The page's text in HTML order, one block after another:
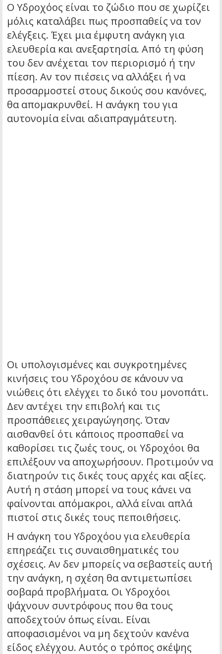
Ο Υδροχόος είναι το ζώδιο που σε χωρίζει
μόλις καταλάβει πως προσπαθείς να τον
ελέγξεις. Έχει μια έμφυτη ανάγκη για
ελευθερία και ανεξαρτησία. Από τη φύση
του δεν ανέχεται τον περιορισμό ή την
πίεση. Αν τον πιέσεις να αλλάξει ή να
προσαρμοστεί στους δικούς σου κανόνες,
θα απομακρυνθεί. Η ανάγκη του για
αυτονομία είναι αδιαπραγμάτευτη.
Οι υπολογισμένες και συγκροτημένες
κινήσεις του Υδροχόου σε κάνουν να
νιώθεις ότι ελέγχει το δικό του μονοπάτι.
Δεν αντέχει την επιβολή και τις
προσπάθειες χειραγώγησης. Όταν
αισθανθεί ότι κάποιος προσπαθεί να
καθορίσει τις ζωές τους, οι Υδροχόοι θα
επιλέξουν να αποχωρήσουν. Προτιμούν να
διατηρούν τις δικές τους αρχές και αξίες.
Αυτή η στάση μπορεί να τους κάνει να
φαίνονται απόμακροι, αλλά είναι απλά
πιστοί στις δικές τους πεποιθήσεις.
Η ανάγκη του Υδροχόου για ελευθερία
επηρεάζει τις συναισθηματικές του
σχέσεις. Αν δεν μπορείς να σεβαστείς αυτή
την ανάγκη, η σχέση θα αντιμετωπίσει
σοβαρά προβλήματα. Οι Υδροχόοι
ψάχνουν συντρόφους που θα τους
αποδεχτούν όπως είναι. Είναι
αποφασισμένοι να μη δεχτούν κανένα
είδος ελέγχου. Αυτός ο τρόπος σκέψης